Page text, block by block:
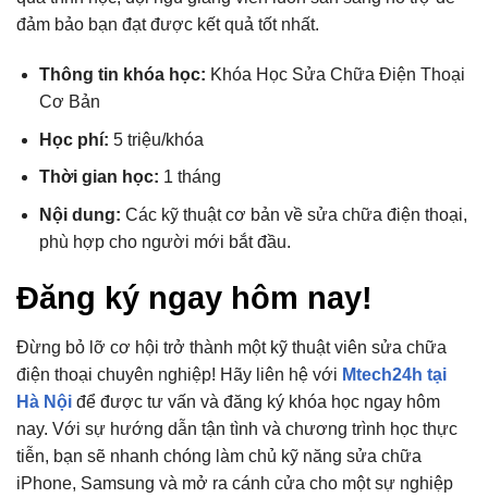
đảm bảo bạn đạt được kết quả tốt nhất.
Thông tin khóa học: Khóa Học Sửa Chữa Điện Thoại
Cơ Bản
Học phí: 5 triệu/khóa
Thời gian học: 1 tháng
Nội dung: Các kỹ thuật cơ bản về sửa chữa điện thoại,
phù hợp cho người mới bắt đầu.
Đăng ký ngay hôm nay!
Đừng bỏ lỡ cơ hội trở thành một kỹ thuật viên sửa chữa
điện thoại chuyên nghiệp! Hãy liên hệ với Mtech24h tại
Hà Nội để được tư vấn và đăng ký khóa học ngay hôm
nay. Với sự hướng dẫn tận tình và chương trình học thực
tiễn, bạn sẽ nhanh chóng làm chủ kỹ năng sửa chữa
iPhone, Samsung và mở ra cánh cửa cho một sự nghiệp